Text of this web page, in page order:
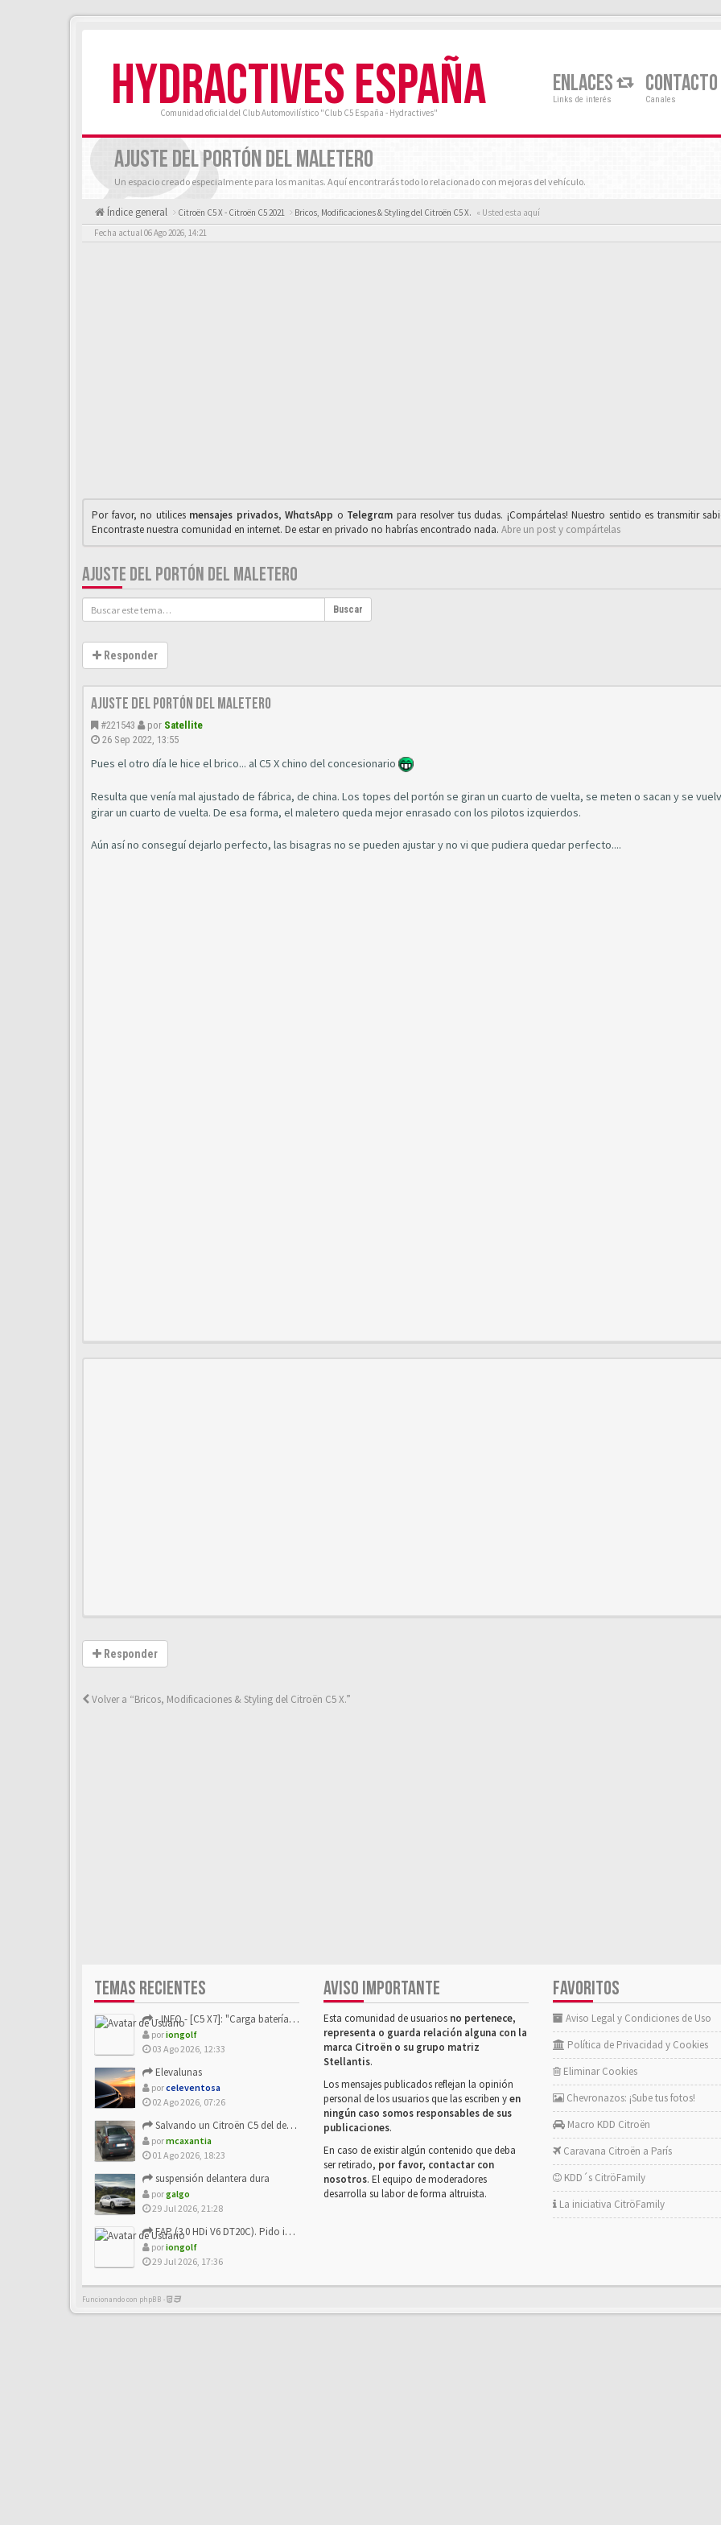
HYDRACTIVES ESPAÑA
Comunidad oficial del Club Automovilístico "Club C5 España - Hydractives"
ENLACES
Links de interés
CONTACTO
Canales
AJUSTE DEL PORTÓN DEL MALETERO
Un espacio creado especialmente para los manitas. Aquí encontrarás todo lo relacionado con mejoras del vehículo.
Índice general Citroën C5 X - Citroën C5 2021 Bricos, Modificaciones & Styling del Citroën C5 X. « Usted esta aquí
Fecha actual 06 Ago 2026, 14:21
Por favor, no utilices mensajes privados,WhαtsApp o Telegrαm para resolver tus dudas. ¡Compártelas! Nuestro sentido es transmitir
Encontraste nuestra comunidad en internet. De estar en privado no habrías encontrado nada. Abre un post y compártelas
AJUSTE DEL PORTÓN DEL MALETERO
Buscar
Responder
Ajuste del portón del maletero
#221543 por Satellite
26 Sep 2022, 13:55
Pues el otro día le hice el brico... al C5 X chino del concesionario
Resulta que venía mal ajustado de fábrica, de china. Los topes del portón se giran un cuarto de vuelta, se meten o sacan y se
girar un cuarto de vuelta. De esa forma, el maletero queda mejor enrasado con los pilotos izquierdos.
Aún así no conseguí dejarlo perfecto, las bisagras no se pueden ajustar y no vi que pudiera quedar perfecto....
Responder
Volver a “Bricos, Modificaciones & Styling del Citroën C5 X.”
TEMAS RECIENTES
- INFO - [C5 X7]: "Carga batería o alimentación eléctri...
poriongolf
03 Ago 2026, 12:33
Elevalunas
porceleventosa
02 Ago 2026, 07:26
Salvando un Citroën C5 del desguace: Presentación y seguimiento
pormcaxantia
01 Ago 2026, 18:23
suspensión delantera dura
porgalgo
29 Jul 2026, 21:28
FAP (3.0 HDi V6 DT20C). Pido info sobre su sustitución
poriongolf
29 Jul 2026, 17:36
AVISO IMPORTANTE
Esta comunidad de usuarios no pertenece,
representa o guarda relación alguna con la
marca Citroën o su grupo matriz
Stellantis.
Los mensajes publicados reflejan la opinión
personal de los usuarios que las escriben yen
ningún caso somos responsables de sus
publicaciones.
En caso de existir algún contenido que deba
ser retirado, por favor, contactar con
nosotros. El equipo de moderadores
desarrolla su labor de forma altruista.
FAVORITOS
Aviso Legal y Condiciones de Uso
Política de Privacidad y Cookies
Eliminar Cookies
Chevronazos: ¡Sube tus fotos!
Macro KDD Citroën
Caravana Citroën a París
KDD´s CitröFamily
La iniciativa CitröFamily
Funcionando con phpBB -